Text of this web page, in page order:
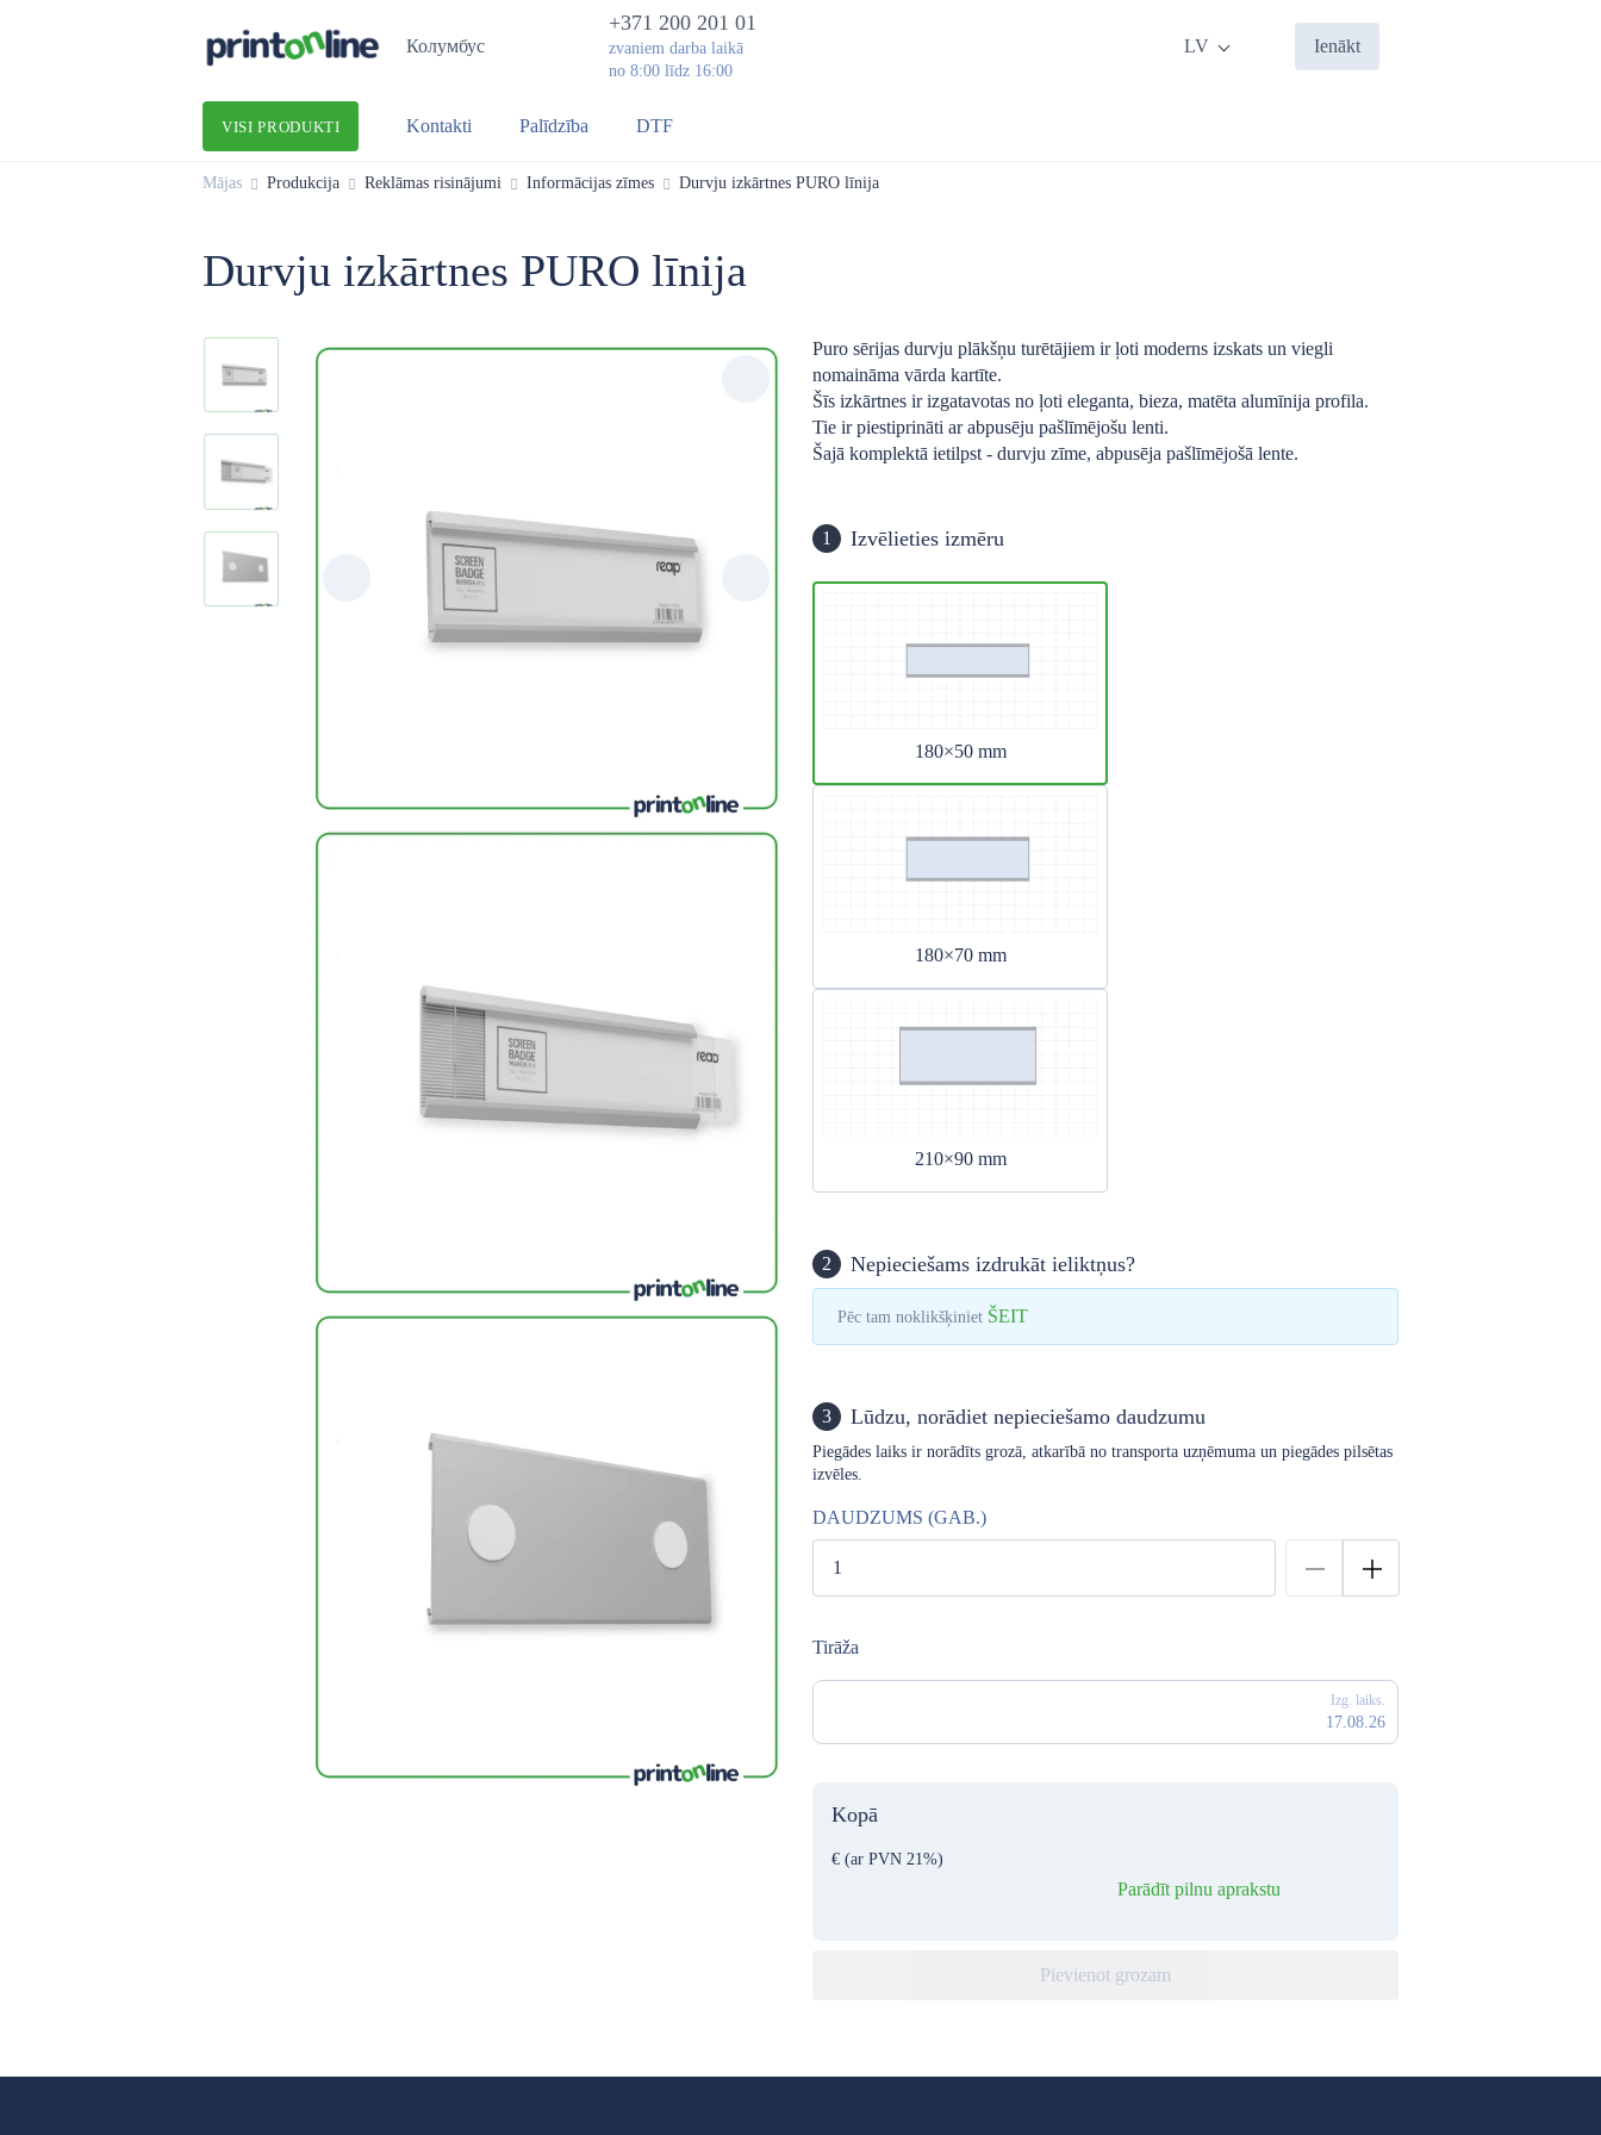
Колумбус
+371 200 201 01
zvaniem darba laikā
no 8:00 līdz 16:00
LV Ienākt
VISI PRODUKTI Kontakti Palīdzība DTF
Mājas Produkcija Reklāmas risinājumi Informācijas zīmes Durvju izkārtnes PURO līnija
Durvju izkārtnes PURO līnija
Puro sērijas durvju plākšņu turētājiem ir ļoti moderns izskats un viegli
nomaināma vārda kartīte.
Šīs izkārtnes ir izgatavotas no ļoti eleganta, bieza, matēta alumīnija profila.
Tie ir piestiprināti ar abpusēju pašlīmējošu lenti.
Šajā komplektā ietilpst - durvju zīme, abpusēja pašlīmējošā lente.
1 Izvēlieties izmēru
180×50 mm
180×70 mm
210×90 mm
2 Nepieciešams izdrukāt ieliktņus?
Pēc tam noklikšķiniet ŠEIT
3 Lūdzu, norādiet nepieciešamo daudzumu
Piegādes laiks ir norādīts grozā, atkarībā no transporta uzņēmuma un piegādes pilsētas
izvēles.
DAUDZUMS (GAB.)
Tirāža
Izg. laiks.
17.08.26
Kopā
€ (ar PVN 21%)
Parādīt pilnu aprakstu
Pievienot grozam